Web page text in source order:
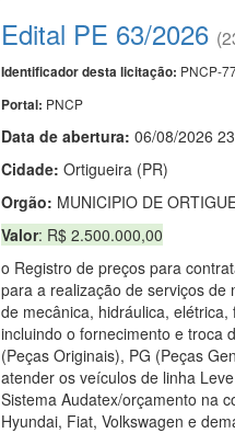
Edital PE 63/2026
Identificador desta licitação: PNCP-
Portal: PNCP
Data de abertura: 06/08/2026
Cidade: Ortigueira (PR)
Orgão: MUNICIPIO DE
Valor: R$ 2.500.000,00
o Registro de preços para
para a realização de serviços
de mecânica, hidráulica,
incluindo o fornecimento e troca
(Peças Originais), PG (Peças
atender os veículos de linha
Sistema Audatex/orçamento na
Hyundai, Fiat, Volkswagen e